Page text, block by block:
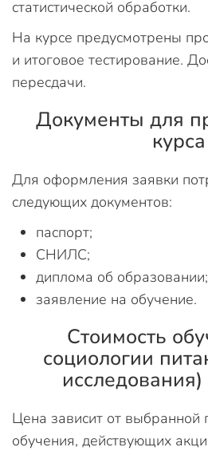
статистической обработки.
На курсе предусмотрены
и итоговое тестирование.
пересдачи.
Документы для
курса
Для оформления заявки
следующих документов:
паспорт;
СНИЛС;
диплома об образовании;
заявление на обучение.
Стоимость
социологии
Цена зависит от выбранной
обучения, действующих